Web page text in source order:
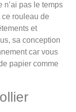
n’ai pas le temps
ce rouleau de
et
sa conception
car vous
papier comme